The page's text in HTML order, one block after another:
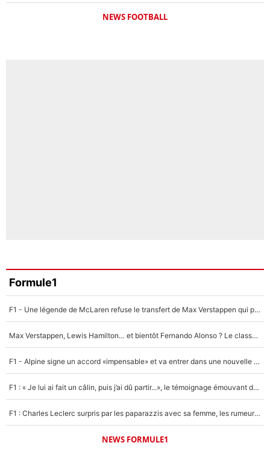
NEWS FOOTBALL
Formule1
F1 - Une légende de McLaren refuse le transfert de Max Verstappen qui pourrait «faire des vagues» et plomber l'ambiance dans l'équipe
Max Verstappen, Lewis Hamilton… et bientôt Fernando Alonso ? Le classement des pilotes les mieux payés en Formule 1 risque de changer !
F1 - Alpine signe un accord «impensable» et va entrer dans une nouvelle dimension : Grande nouvelle pour Pierre Gasly !
F1 : « Je lui ai fait un câlin, puis j’ai dû partir...», le témoignage émouvant de Max Verstappen sur sa fille
F1 : Charles Leclerc surpris par les paparazzis avec sa femme, les rumeurs étaient vraies !
NEWS FORMULE1